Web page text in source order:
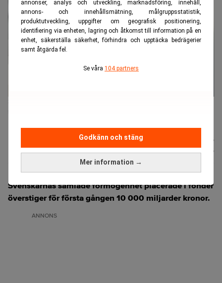
annonser, analys och utveckling, marknadsföring, innehåll,
annons- och innehållsmätning, målgruppsstatistik,
produktutveckling, uppgifter om geografisk positionering,
identifiering via enheten, lagring och åtkomst till information på en
enhet, säkerställa säkerhet, förhindra och upptäcka bedrägerier
samt åtgärda fel.
Se våra 104 partners
Mer information →
Godkänn och stäng
TT
12 juli 2026
Uppdaterad:12 juli 2026
Svenskarnas samlade förmögenhet placerade i fonder
överstiger för första gången 10 000 miljarder kronor.
ANNONS